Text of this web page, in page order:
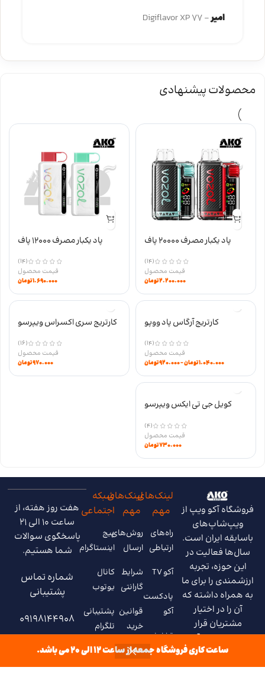
ساعت کاری فروشگاه جمعه از ساعت 12 الی 20 می باشد.
امیر Digiflavor XP 77
محصولات پیشنهادی
پاد یکبار مصرف 20000 پاف
(14)
۲.۲۰۰.۰۰۰تومان
پاد یکبار مصرف 12000 پاف
(14)
۱.۶۹۰.۰۰۰تومان
(14)
۱.۰۴۰.۰۰۰تومان–۹۲۰.۰۰۰تومان
کارتریج سری اکسراس ویپرسو
(16)
۹۷۰.۰۰۰تومان
کویل جی تی ایکس ویپرسو
VAPORESSO GTX COILS
۷۳۰.۰۰۰ تومان
فروشگاه آکو ویپ از
ویپ‌شاپ‌های
باسابقه ایران است.
سال‌ها فعالیت در
لینک‌های
مهم
ارتباطی
آکو TV
لینک‌های
مهم
روش‌های
ارسال
شرایط
شبکه
اجتماعی
پیج
اینستاگرام
کانال
ساعت 10 الی 21
پاسخگوی سوالات
شما هستیم.